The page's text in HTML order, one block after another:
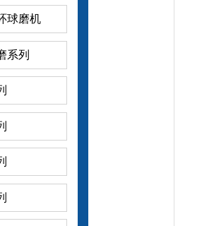
球磨机
系列